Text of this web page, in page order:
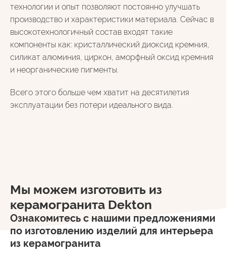
технологии и опыт позволяют постоянно улучшать
производство и характеристики материала. Сейчас в
высокотехнологичный состав входят такие
компоненты как: кристаллический диоксид кремния,
силикат алюминия, циркон, аморфный оксид кремния
и неорганические пигменты.
Всего этого больше чем хватит на десятилетия
эксплуатации без потери идеального вида.
Мы можем изготовить из
керамогранита Dekton
Ознакомитесь с нашими предложениями
по изготовлению изделий для интерьера
из керамогранита